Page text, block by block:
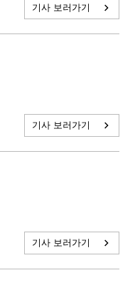
기사 보러가기
기사 보러가기
기사 보러가기